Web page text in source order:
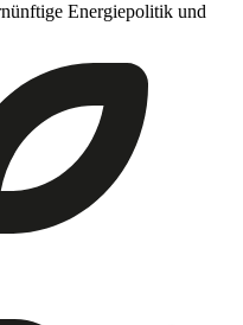
Energiepolitik und